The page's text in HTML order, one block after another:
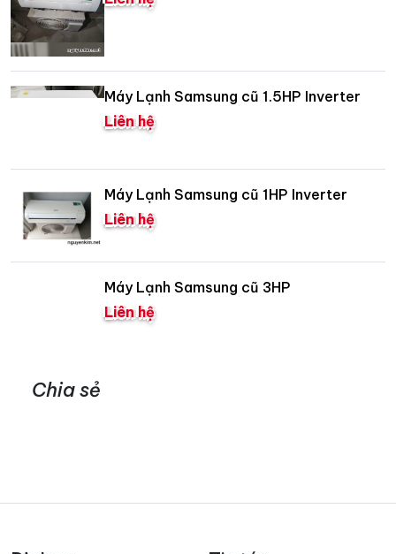
Máy Lạnh Samsung cũ 1.5HP Inverter
Liên hệ
Máy Lạnh Samsung cũ 1HP Inverter
Liên hệ
Máy Lạnh Samsung cũ 3HP
Liên hệ